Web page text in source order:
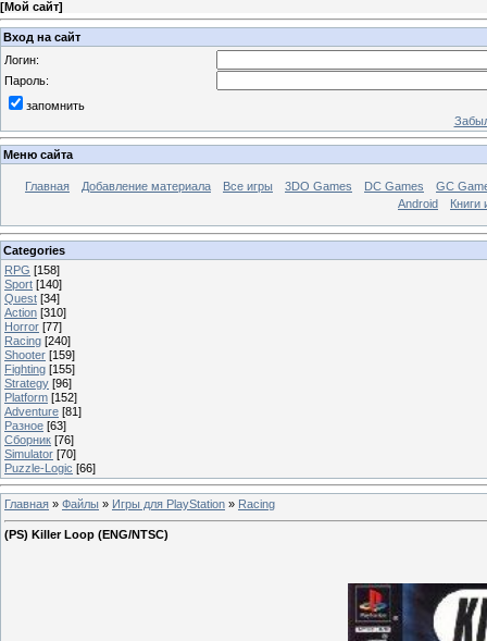
[Мой сайт]
Вход на сайт
Логин:
Пароль:
запомнить
Меню сайта
Главная Добавление материала Все игры 3DO Games DC Games
GC
Android
Книги
Categories
RPG [158]
Sport [140]
Quest [34]
Action [310]
Horror [77]
Racing [240]
Shooter [159]
Fighting [155]
Strategy [96]
Platform [152]
Adventure [81]
Разное [63]
Сборник [76]
Simulator [70]
Puzzle-Logic [66]
Главная » Файлы » Игры для PlayStation » Racing
(PS) Killer Loop (ENG/NTSC)